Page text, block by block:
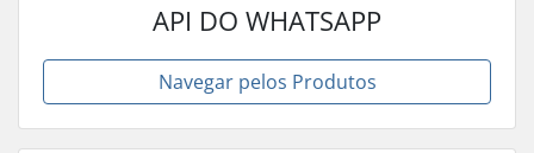
API DO WHATSAPP
Navegar pelos Produtos